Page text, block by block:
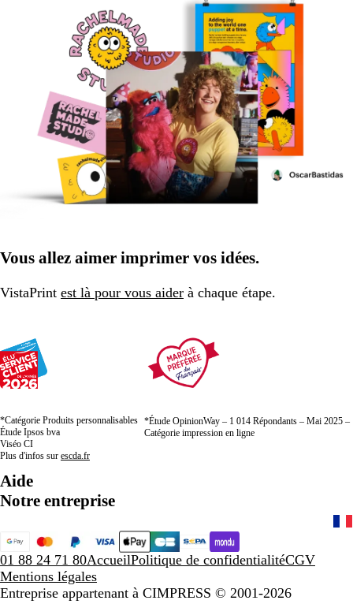
Vous allez aimer imprimer vos idées.
VistaPrint est là pour vous aider à chaque étape.
*Catégorie Produits personnalisables
Étude Ipsos bva
Viséo CI
Plus d'infos sur escda.fr
*Étude OpinionWay – 1 014 Répondants – Mai 2025 –
Catégorie impression en ligne
Aide
Notre entreprise
01 88 24 71 80AccueilPolitique de confidentialitéCGV
Mentions légales
Entreprise appartenant à CIMPRESS © 2001-2026